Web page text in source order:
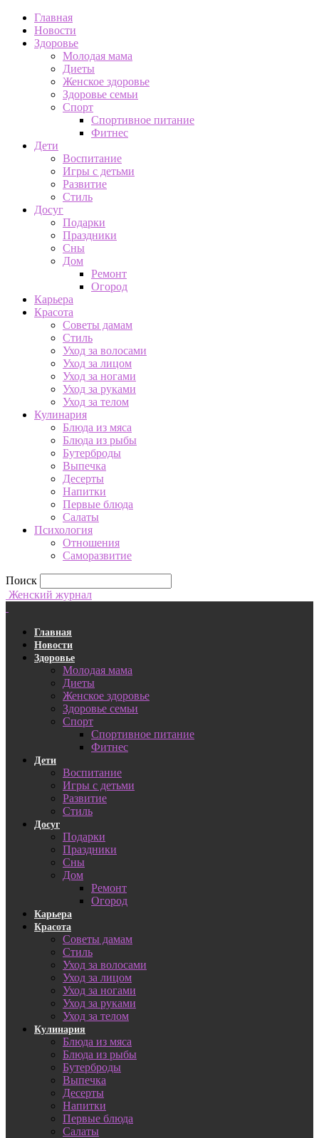
Главная
Новости
Здоровье
Молодая мама
Диеты
Женское здоровье
Здоровье семьи
Спорт
Спортивное питание
Фитнес
Дети
Воспитание
Игры с детьми
Развитие
Стиль
Досуг
Подарки
Праздники
Сны
Дом
Ремонт
Огород
Карьера
Красота
Советы дамам
Стиль
Уход за волосами
Уход за лицом
Уход за ногами
Уход за руками
Уход за телом
Кулинария
Блюда из мяса
Блюда из рыбы
Бутерброды
Выпечка
Десерты
Напитки
Первые блюда
Салаты
Психология
Отношения
Саморазвитие
Поиск
Женский журнал
Главная
Новости
Здоровье
Молодая мама
Диеты
Женское здоровье
Здоровье семьи
Спорт
Спортивное питание
Фитнес
Дети
Воспитание
Игры с детьми
Развитие
Стиль
Досуг
Подарки
Праздники
Сны
Дом
Ремонт
Огород
Карьера
Красота
Советы дамам
Стиль
Уход за волосами
Уход за лицом
Уход за ногами
Уход за руками
Уход за телом
Кулинария
Блюда из мяса
Блюда из рыбы
Бутерброды
Выпечка
Десерты
Напитки
Первые блюда
Салаты